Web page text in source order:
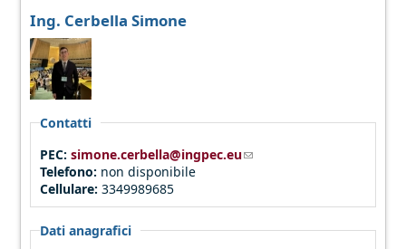
Ing. Cerbella Simone
Contatti
PEC:simone.cerbella@ingpec.eu(link sends e-mail)
Telefono: non disponibile
Cellulare:3349989685
Dati anagrafici